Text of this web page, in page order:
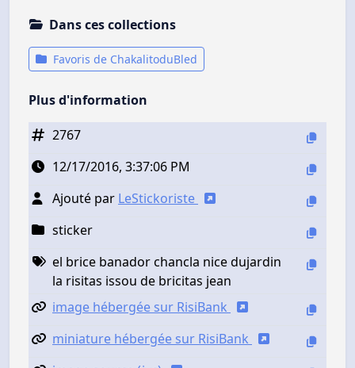
Dans ces collections
Favoris de ChakalitoduBled
Plus d'information
2767
12/17/2016, 3:37:06 PM
Ajouté par LeStickoriste
sticker
el brice banador chancla nice dujardin
la risitas issou de bricitas jean
image hébergée sur RisiBank
miniature hébergée sur RisiBank